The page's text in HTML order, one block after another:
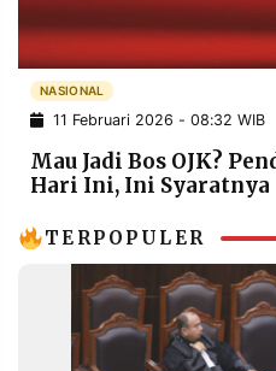
WARGA
INFORMASI
IKLAN
KIRIM
PENGADUAN TERM
OF
SERVICE
IKUTI
NASIONAL
11 Februari 2026 - 08:32 WIB
Mau Jadi Bos OJK?
Hari Ini, Ini Syaratnya
TERPOPULER